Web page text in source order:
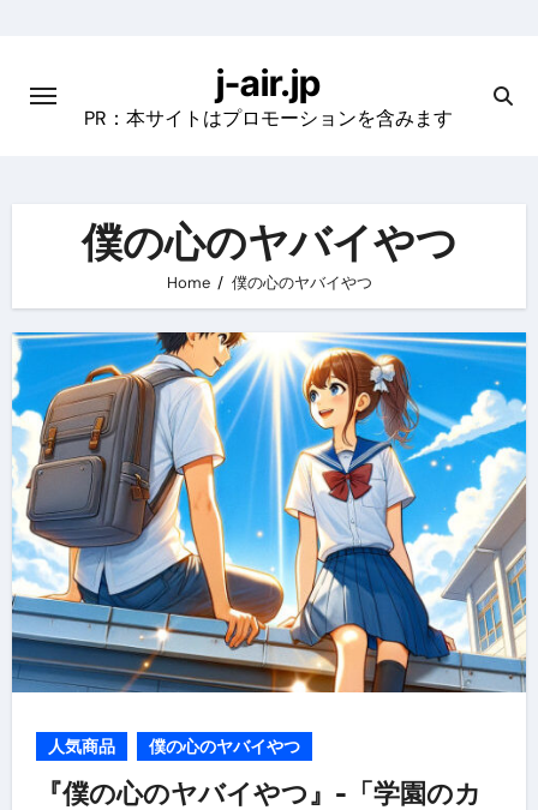
content
j-air.jp
PR：本サイトはプロモーションを含みます
僕の心のヤバイやつ
Home 僕の心のヤバイやつ
人気商品 僕の心のヤバイやつ
『僕の心のヤバイやつ』-「学園のカ